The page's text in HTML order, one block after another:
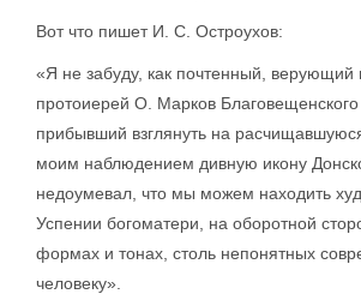
Вот что пишет И. С. Остроухов:
«Я не забуду, как почтенный,
протоиерей О. Марков Благовещенского
прибывший взглянуть на
моим наблюдением дивную икону
недоумевал, что мы можем находить
Успении богоматери, на оборотной
формах и тонах, столь непонятных
человеку».